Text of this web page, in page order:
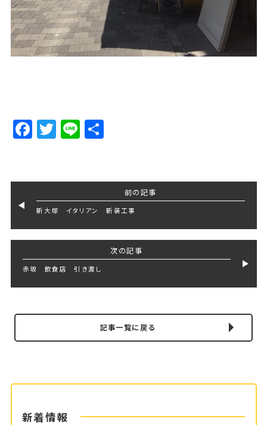
Facebook
Twitter
LineShare
前の記事
新大塚 イタリアン 新装工事
次の記事
赤坂 飲食店 引き渡し
記事一覧に戻る
新着情報